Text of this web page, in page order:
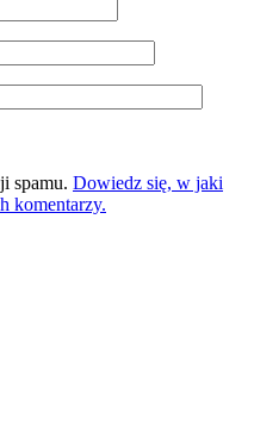
spamu. Dowiedz się, w jaki
komentarzy.